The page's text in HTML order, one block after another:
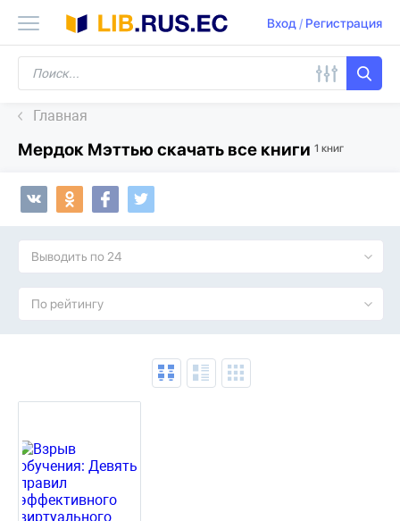
Вход/ Регистрация
Главная
Мердок Мэттью скачать все книги 1 книг
Выводить по 24
По рейтингу